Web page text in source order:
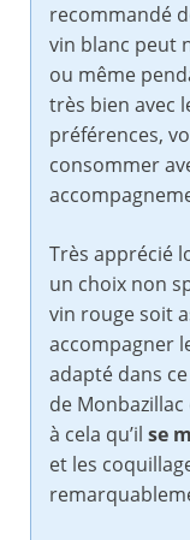
recommandé
vin blanc peut
ou même
très bien avec
préférences,
consommer
Très apprécié
un choix non
vin rouge soit
accompagner
adapté dans ce
de
à cela qu’il se
et les